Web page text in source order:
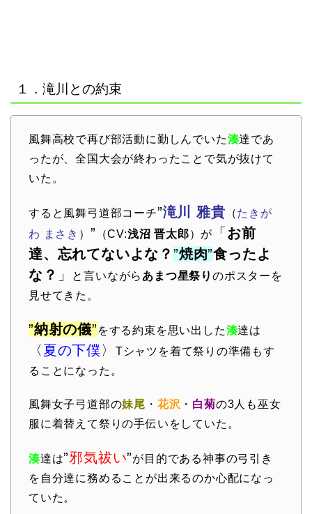
１．滝川との約束
風舞高校で再び部活動に勤しんでいた湊達であ
ったが、全国大会が終わったことで気が抜けて
いた。
すると風舞弓道部コーチ”滝川 雅貴 （たきが
わ まさき ） ” （CV:浅沼 晋太郎）が 「 お前
達、忘れてないよな？ ”焼肉”食ったよ
な？ 」 と言いながら あまつ星祭りのポスターを
見せてきた。
”納射の儀” をする約束を思い出した湊達は
〈 夏の下僕 〉
Tシャツを着て祭りの準備もす
ることになった。
風舞女子弓道部の妹尾 ・ 花沢 ・ 白菊の3人も巫女
服に着替えて祭りの手伝いをしていた。
湊達は”邪気祓い”が目的である神事の弓引き
を自分達に務めることが出来るのか心配になっ
ていた。